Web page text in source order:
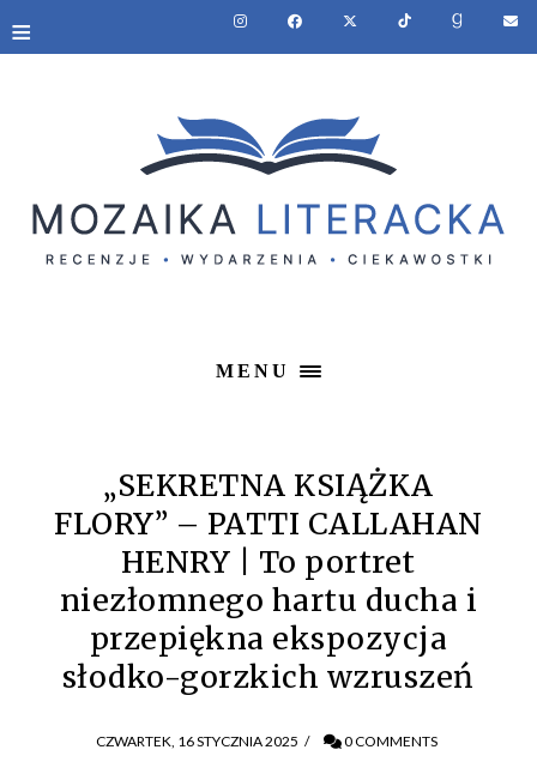
≡
MENU
„SEKRETNA KSIĄŻKA
FLORY” – PATTI CALLAHAN
HENRY | To portret
niezłomnego hartu ducha i
przepiękna ekspozycja
słodko-gorzkich wzruszeń
CZWARTEK, 16 STYCZNIA 2025 / 0 COMMENTS